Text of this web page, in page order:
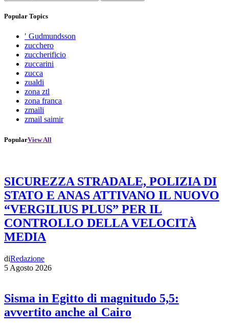
Popular Topics
′ Gudmundsson
zucchero
zuccherificio
zuccarini
zucca
zualdi
zona ztl
zona franca
zmaili
zmail saimir
PopularView All
SICUREZZA STRADALE, POLIZIA DI
STATO E ANAS ATTIVANO IL NUOVO
“VERGILIUS PLUS” PER IL
CONTROLLO DELLA VELOCITÀ
MEDIA
diRedazione
5 Agosto 2026
Sisma in Egitto di magnitudo 5,5:
avvertito anche al Cairo